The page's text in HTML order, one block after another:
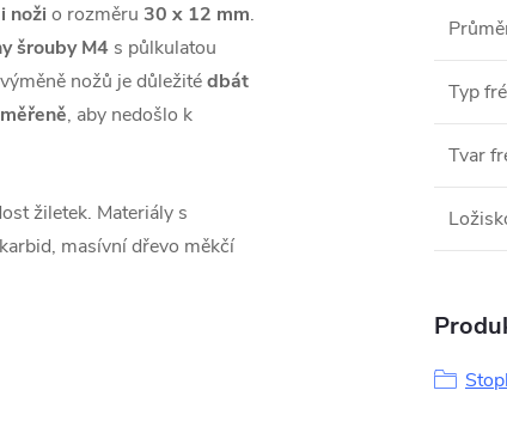
noži o rozměru 30 x 12 mm.
šrouby M4 s půlkulatou
nožů je důležitédbát
, aby nedošlo k
žiletek. Materiály s
masívní dřevo měkčí
Typ
Tvar